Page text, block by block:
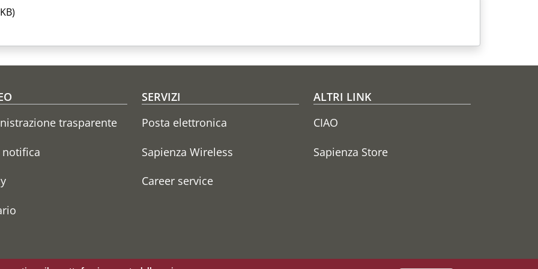
menu
trasparente
SERVIZI
Posta elettronica
Sapienza Wireless
Career service
ALTRI LINK
CIAO
Sapienza Store